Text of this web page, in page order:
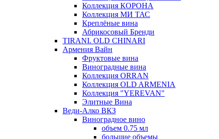
Коллекция КОРОНА
Коллекция МИ ТАС
Креплёные вина
Абрикосовый Бренди
TIRANI. OLD CHINARI
Армения Вайн
Фруктовые вина
Виноградные вина
Коллекция ORRAN
Коллекция OLD ARMENIA
Коллекция "YEREVAN"
Элитные Вина
Веди-Алко ВКЗ
Виноградное вино
объем 0.75 мл
большие объемы